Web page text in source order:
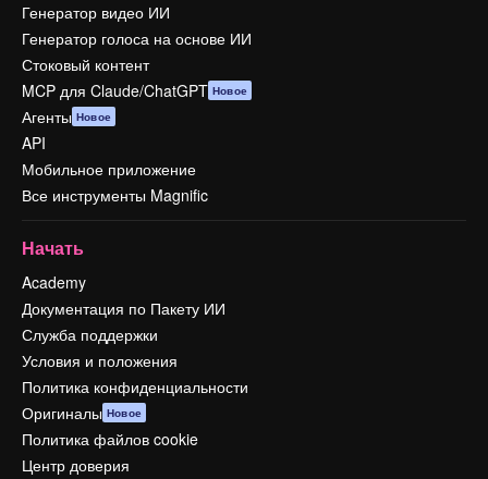
Генератор видео ИИ
Генератор голоса на основе ИИ
Стоковый контент
MCP для Claude/ChatGPT Новое
Агенты Новое
API
Мобильное приложение
Все инструменты Magnific
Начать
Academy
Документация по Пакету ИИ
Служба поддержки
Условия и положения
Политика конфиденциальности
Оригиналы Новое
Политика файлов cookie
Центр доверия